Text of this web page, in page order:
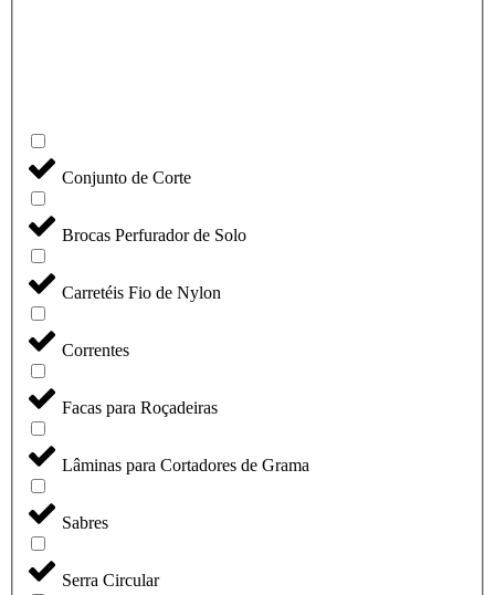
Conjunto de Corte
Brocas Perfurador de Solo
Carretéis Fio de Nylon
Correntes
Facas para Roçadeiras
Lâminas para Cortadores de Grama
Sabres
Serra Circular